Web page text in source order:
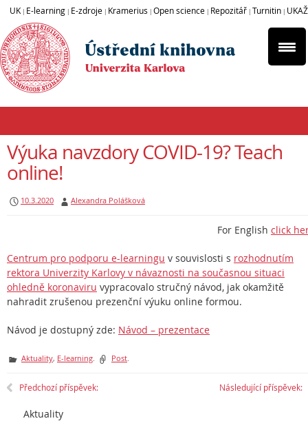
UK E-learning E-zdroje Kramerius Open science Repozitář Turnitin UKAŽ
Výuka navzdory COVID-19? Teach
online!
10.3.2020 Alexandra Polášková
For English click
Centrum pro podporu e-learningu v souvislosti s rozhodnutím
rektora Univerzity Karlovy v návaznosti na současnou situaci
ohledně koronaviru vypracovalo stručný návod, jak okamžitě
nahradit zrušenou prezenční výuku online formou.
Návod je dostupný zde: Návod – prezentace
Aktuality, E-learning. Post.
Předchozí příspěvek: Následující příspěvek:
Aktuality